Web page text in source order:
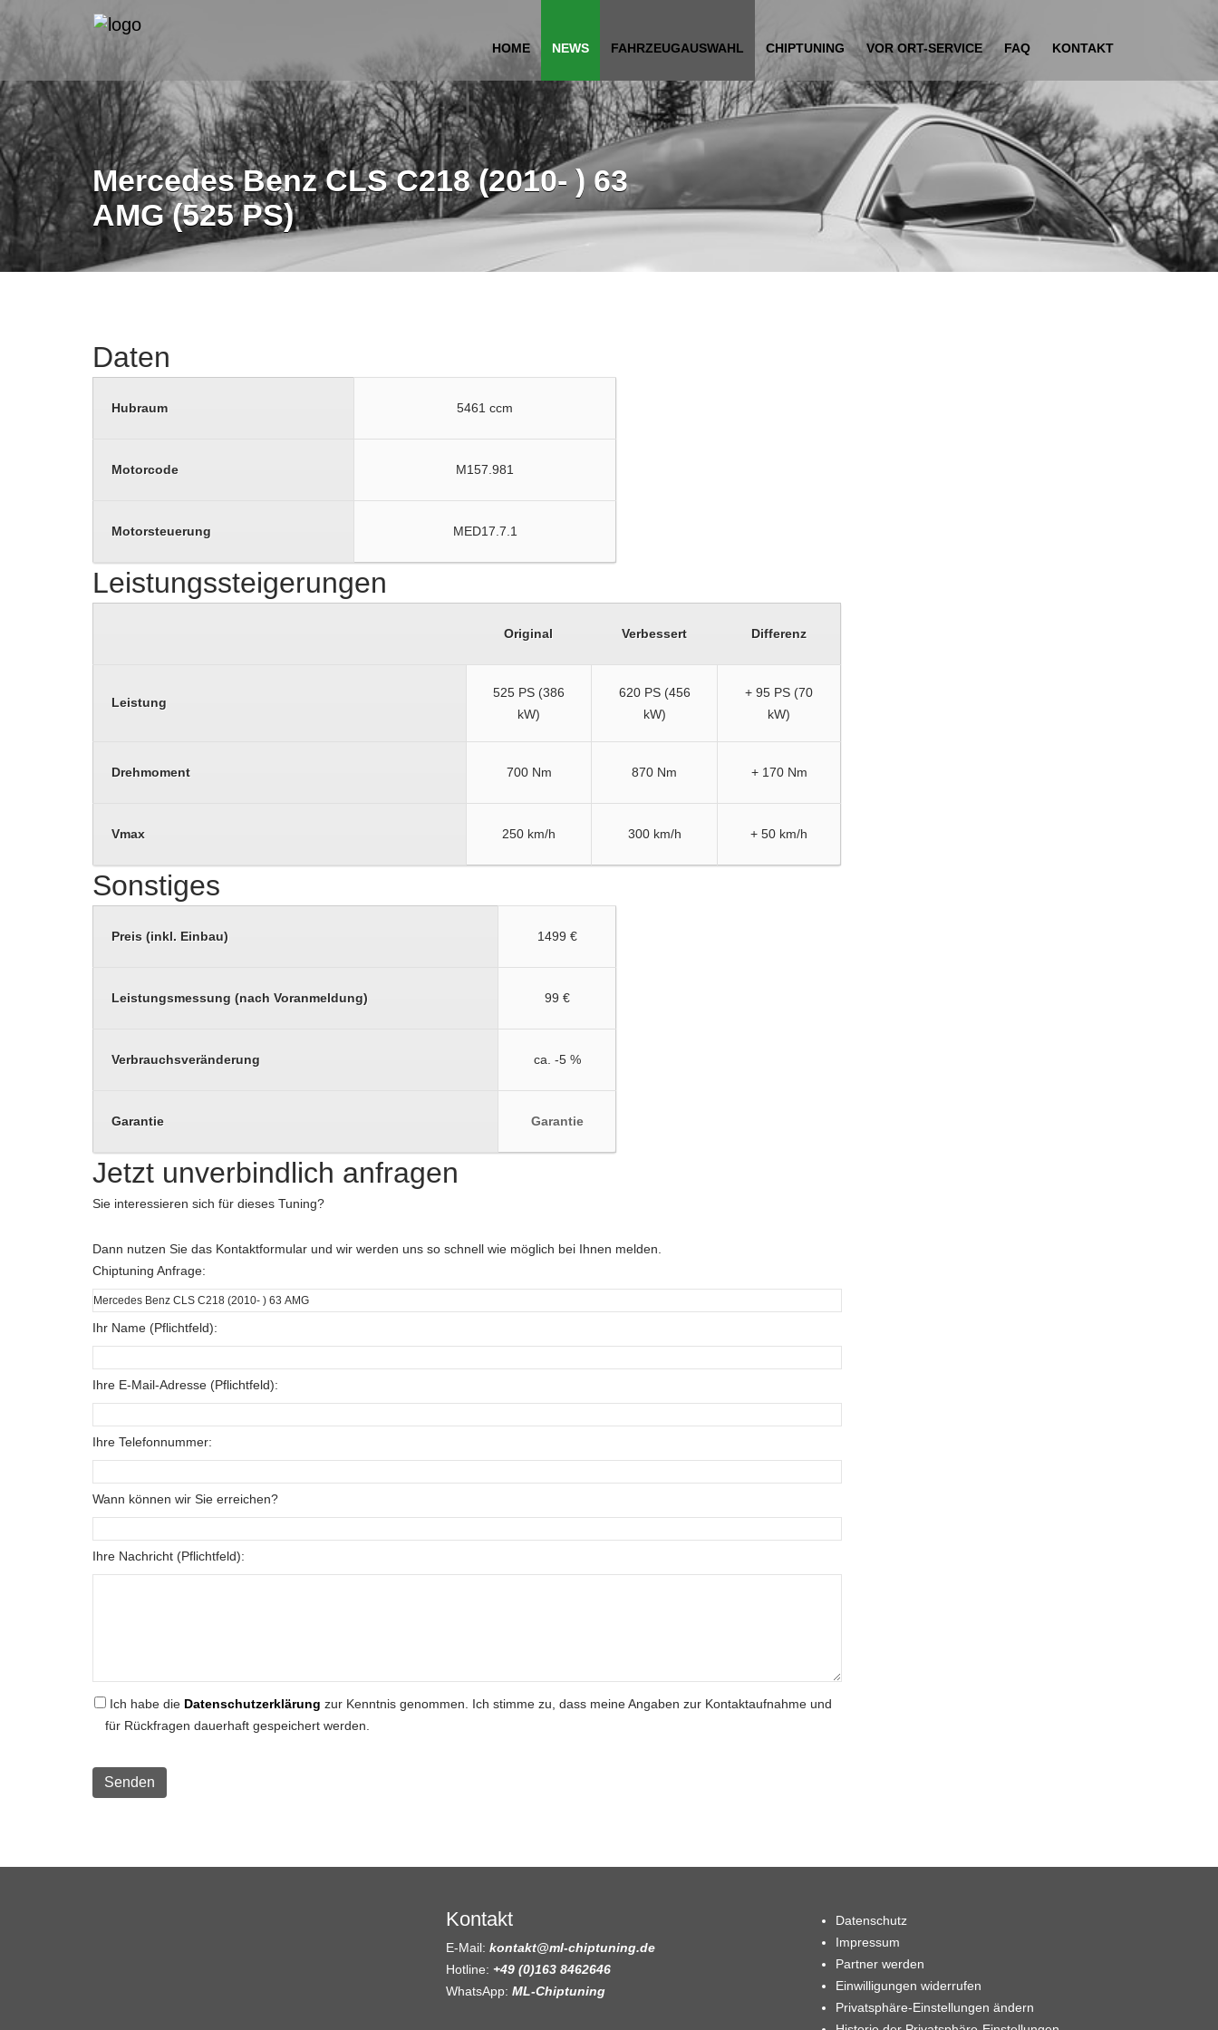
HOME NEWS FAHRZEUGAUSWAHL CHIPTUNING VOR ORT-SERVICE FAQ KONTAKT
Mercedes Benz CLS C218 (2010- ) 63
AMG (525 PS)
Daten
Hubraum 5461 ccm
Motorcode M157.981
Motorsteuerung MED17.7.1
Leistungssteigerungen
Original Verbessert Differenz
Leistung
525 PS (386
kW)
620 PS (456
kW)
+ 95 PS (70
kW)
Drehmoment 700 Nm 870 Nm + 170 Nm
Vmax 250 km/h 300 km/h + 50 km/h
Sonstiges
Preis (inkl. Einbau) 1499 €
Leistungsmessung (nach Voranmeldung) 99 €
Verbrauchsveränderung ca. -5 %
Garantie Garantie
Jetzt unverbindlich anfragen
Sie interessieren sich für dieses Tuning?
Dann nutzen Sie das Kontaktformular und wir werden uns so schnell wie möglich bei Ihnen melden.
Chiptuning Anfrage:
Ihr Name (Pflichtfeld):
Ihre E-Mail-Adresse (Pflichtfeld):
Ihre Telefonnummer:
Wann können wir Sie erreichen?
Ihre Nachricht (Pflichtfeld):
Ich habe die Datenschutzerklärung zur Kenntnis genommen. Ich stimme zu, dass meine Angaben zur Kontaktaufnahme und
für Rückfragen dauerhaft gespeichert werden.
Kontakt
E-Mail: kontakt@ml-chiptuning.de
Hotline: +49 (0)163 8462646
WhatsApp: ML-Chiptuning
Datenschutz
Impressum
Partner werden
Einwilligungen widerrufen
Privatsphäre-Einstellungen ändern